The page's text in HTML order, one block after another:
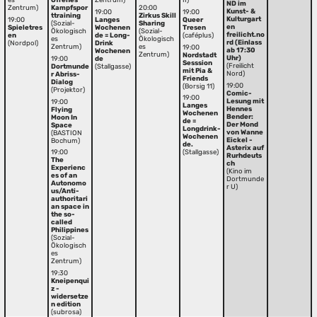
Zentrum)
19:00
Spieletres
en
(Nordpol)
Kampfspor
ttraining
(Sozial-
Ökologisch
es
Zentrum)
19:00
Dortmunde
r Abriss-
Dialog
(Projektor)
19:00
Flying
Moon In
Space
(BASTION
Bochum)
19:00
The
Experienc
es of an
Autonomo
us/Anti-
authoritari
an space in
the so-
called
Philippines
(Sozial-
Ökologisch
es
Zentrum)
19:30
Kneipenqui
z -
widersetze
n edition
(subrosa)
19:00
Langes
Wochenen
de = Long-
Drink
Wochenen
de
(Stallgasse)
20:00
Zirkus Skill
Sharing
(Sozial-
Ökologisch
es
Zentrum)
19:00
Queer
Tresen
(caféplus)
19:00
Nordstadt
Sesssion
mit Pia &
Friends
(Borsig 11)
19:00
Langes
Wochenen
de =
Longdrink-
Wochenen
de.
(Stallgasse)
ND im
Kunst- &
Kulturgart
en
freilicht.no
rd (Einlass
ab 17:30
Uhr)
(Freilicht
Nord)
19:00
Comic-
Lesung mit
Hennes
Bender:
Der Mond
von Wanne
Eickel -
Asterix auf
Rurhdeuts
ch
(Kino im
Dortmunde
r U)